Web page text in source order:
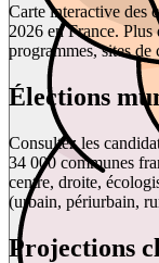
Carte interactive des
2026 en France. Plus
programmes, sites de
Élections
Consultez les
34 000 communes
centre, droite,
(urbain, périurbain,
Projections